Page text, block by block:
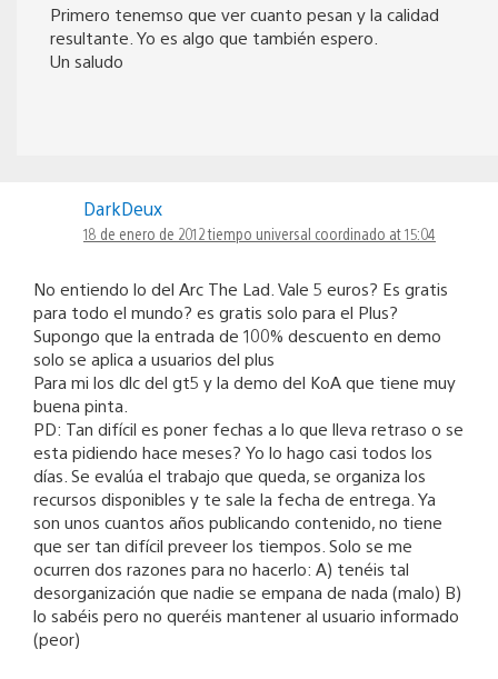
Primero tenemso que ver cuanto pesan y la calidad
resultante. Yo es algo que también espero.
Un saludo
DarkDeux
18 de enero de 2012 tiempo universal coordinado at 15:04
No entiendo lo del Arc The Lad. Vale 5 euros? Es gratis
para todo el mundo? es gratis solo para el Plus?
Supongo que la entrada de 100% descuento en demo
solo se aplica a usuarios del plus
Para mi los dlc del gt5 y la demo del KoA que tiene muy
buena pinta.
PD: Tan difícil es poner fechas a lo que lleva retraso o se
esta pidiendo hace meses? Yo lo hago casi todos los
días. Se evalúa el trabajo que queda, se organiza los
recursos disponibles y te sale la fecha de entrega. Ya
son unos cuantos años publicando contenido, no tiene
que ser tan difícil preveer los tiempos. Solo se me
ocurren dos razones para no hacerlo: A) tenéis tal
desorganización que nadie se empana de nada (malo) B)
lo sabéis pero no queréis mantener al usuario informado
(peor)